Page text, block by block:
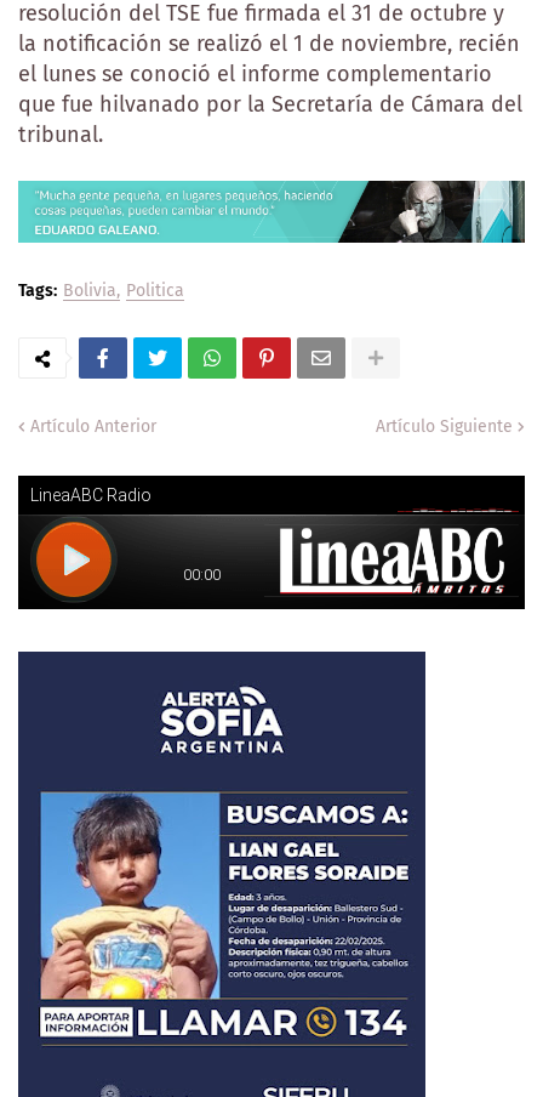
resolución del TSE fue firmada el 31 de octubre y
la notificación se realizó el 1 de noviembre, recién
el lunes se conoció el informe complementario
que fue hilvanado por la Secretaría de Cámara del
tribunal.
Tags: Bolivia Politica
Artículo Anterior Artículo Siguiente